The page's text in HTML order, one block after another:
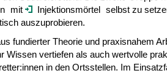
mit Injektionsmörtel selbst zu
auszuprobieren.
fundierter Theorie und praxisnahem
Wissen vertiefen als auch wertvolle
in den Ortsstellen. Im